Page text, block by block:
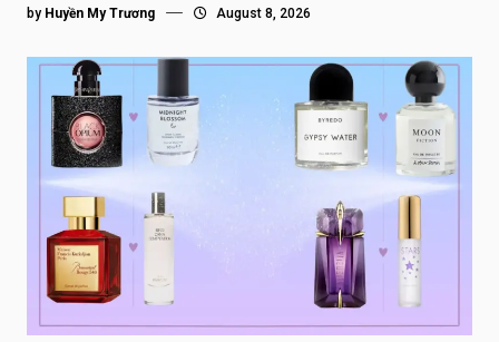
by Huyền My Trương August 8, 2026